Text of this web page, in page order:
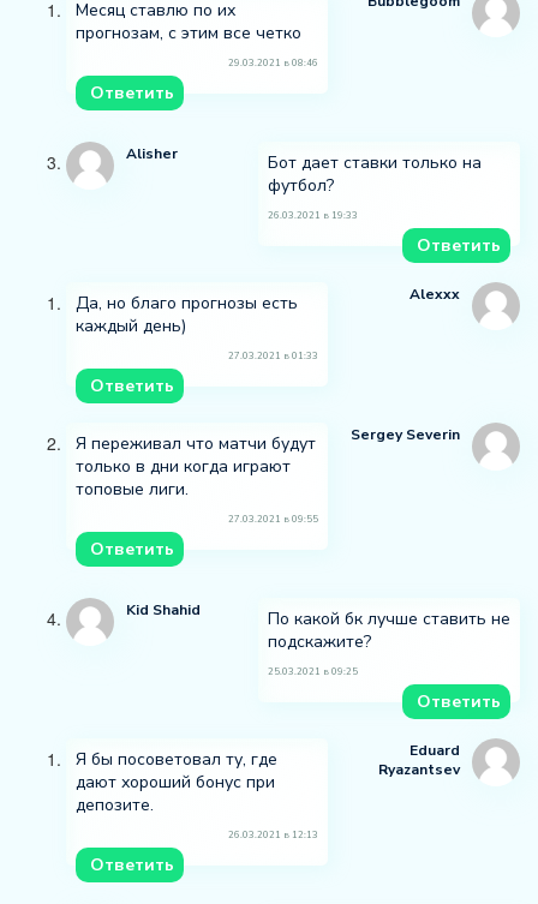
Месяц ставлю по их
прогнозам, с этим все четко
29.03.2021 в 08:46
Ответить
Alisher
Бот дает ставки только на
футбол?
26.03.2021 в 19:33
Ответить
Alexxx
Да, но благо прогнозы есть
каждый день)
27.03.2021 в 01:33
Ответить
Sergey Severin
Я переживал что матчи будут
только в дни когда играют
топовые лиги.
27.03.2021 в 09:55
Ответить
Kid Shahid
По какой бк лучше ставить не
подскажите?
25.03.2021 в 09:25
Ответить
Eduard
Ryazantsev
Я бы посоветовал ту, где
дают хороший бонус при
депозите.
26.03.2021 в 12:13
Ответить